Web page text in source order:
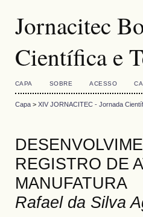
Jornacitec
Científica e
CAPA SOBRE ACESSO
Capa> XIV JORNACITEC - Jornada
REGISTRO DE
MANUFATURA
Rafael da Silva